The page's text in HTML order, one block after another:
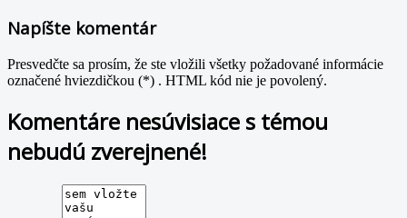
Napíšte komentár
Presvedčte sa prosím, že ste vložili všetky požadované informácie
označené hviezdičkou (*) . HTML kód nie je povolený.
Komentáre nesúvisiace s témou
nebudú zverejnené!